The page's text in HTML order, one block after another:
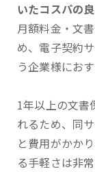
いたコスパの
月額料金・文
め、電子契約
う企業様におす
1年以上の文書
れるため、同
と費用がかか
る手軽さは非